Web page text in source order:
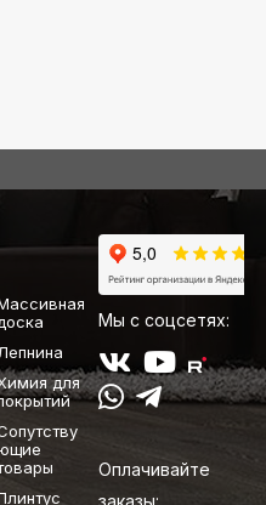
Лепнина
для
Мы с соцсетях:
Оплачивайте
заказы: